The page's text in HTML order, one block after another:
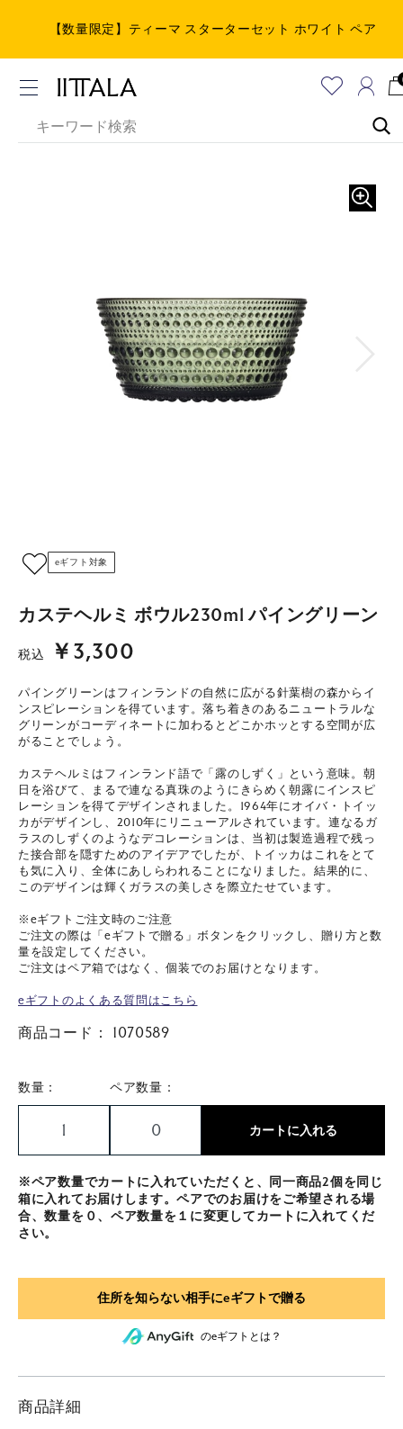
【数量限定】ティーマ スターターセット ホワイト ペア
eギフト対象
カステヘルミ ボウル230ml パイングリーン
税込 ￥3,300
パイングリーンはフィンランドの自然に広がる針葉樹の森からイ
ンスピレーションを得ています。落ち着きのあるニュートラルな
グリーンがコーディネートに加わるとどこかホッとする空間が広
がることでしょう。
カステヘルミはフィンランド語で「露のしずく」という意味。朝
日を浴びて、まるで連なる真珠のようにきらめく朝露にインスピ
レーションを得てデザインされました。1964年にオイバ・トイッ
カがデザインし、2010年にリニューアルされています。連なるガ
ラスのしずくのようなデコレーションは、当初は製造過程で残っ
た接合部を隠すためのアイデアでしたが、トイッカはこれをとて
も気に入り、全体にあしらわれることになりました。結果的に、
このデザインは輝くガラスの美しさを際立たせています。
※eギフトご注文時のご注意
ご注文の際は「eギフトで贈る」ボタンをクリックし、贈り方と数
量を設定してください。
ご注文はペア箱ではなく、個装でのお届けとなります。
eギフトのよくある質問はこちら
商品コード： 1070589
数量： ペア数量：
カートに入れる
※ペア数量でカートに入れていただくと、同一商品2個を同じ
箱に入れてお届けします。ペアでのお届けをご希望される場
合、数量を０、ペア数量を１に変更してカートに入れてくだ
さい。
のeギフトとは？
商品詳細